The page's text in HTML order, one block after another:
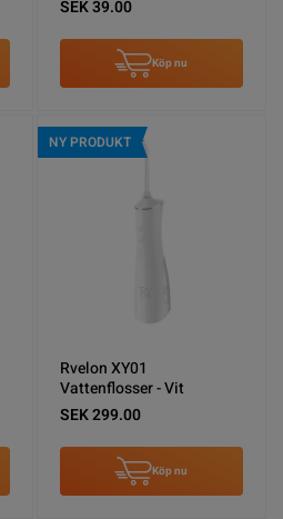
SEK 39.00
Köp nu
NY PRODUKT
Rvelon XY01
Vattenflosser - Vit
SEK 299.00
Köp nu